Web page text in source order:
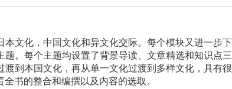
文化，中国文化和异文化交际。每个模块又进一步下
。每个主题均设置了背景导读、文章精选和知识点三
到本国文化，再从单一文化过渡到多样文化，具有很
书的整合和编撰以及内容的选取。​